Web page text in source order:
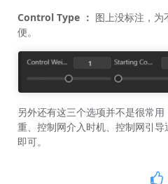
Control Type ： 图上没标注，为
便。
另外还有这三个选项并不是很常
重、控制网介入时机、控制网引
即可。